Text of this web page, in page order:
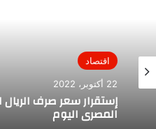
اقتصاد
22 أكتوبر، 2022
إستقرار سعر صرف
المصري اليوم